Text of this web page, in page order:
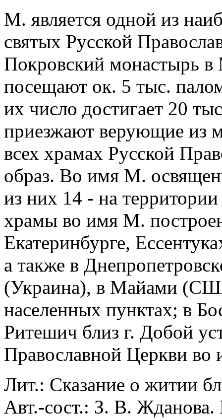
М. является одной из
святых Русской
Покровский монастырь в
посещают ок. 5 тыс.
их число достигает 20
приезжают верующие из
всех храмах Русской
образ. Во имя М.
из них 14 - на
храмы во имя М.
Екатеринбурге,
а также в
(Украина), в Майами
населенных пунктах; в
Ритешич близ г. Добой
Православной Церкви
Лит.: Сказание о житии
Авт.-сост.: З. В.